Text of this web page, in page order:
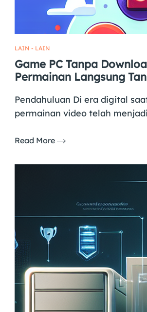
LAIN - LAIN
Game PC Tanpa
Permainan Langsung
Pendahuluan Di era digital
permainan video telah
Read More